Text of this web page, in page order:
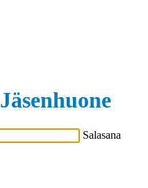
Jäsenhuone
Salasana